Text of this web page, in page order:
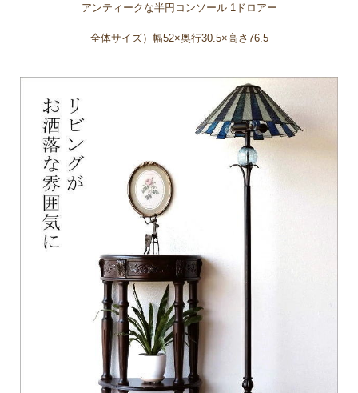
アンティークな半円コンソール 1ドロアー
全体サイズ）幅52×奥行30.5×高さ76.5